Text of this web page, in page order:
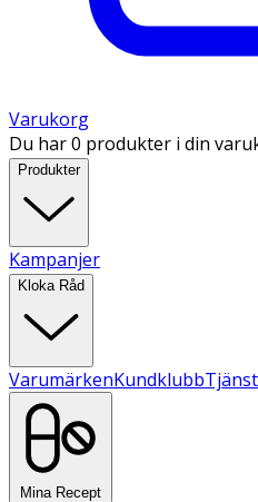
Varukorg
Du har 0 produkter i din
Produkter
Kampanjer
Kloka Råd
VarumärkenKundklubb
Mina Recept